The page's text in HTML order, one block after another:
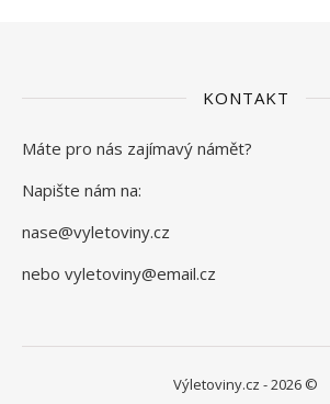
KONTAKT
Máte pro nás zajímavý námět?
Napište nám na:
nase@vyletoviny.cz
nebo vyletoviny@email.cz
Výletoviny.cz - 2026 ©